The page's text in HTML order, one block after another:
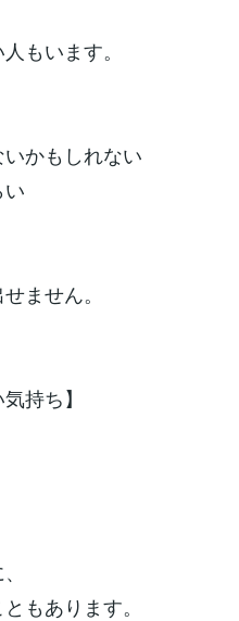
もいます。
かもしれない
ません。
持ち】
もあります。